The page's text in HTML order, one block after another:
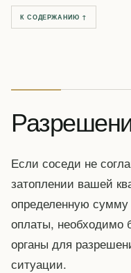
К СОДЕРЖАНИЮ ↑
Если соседи не
затоплении вашей
определенную
оплаты, необходимо
органы для
ситуации.